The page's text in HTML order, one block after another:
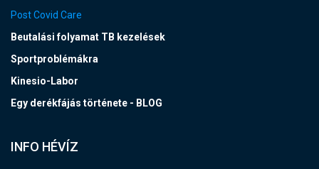
Post Covid Care
Beutalási folyamat TB kezelések
Sportproblémákra
Kinesio-Labor
Egy derékfájás története - BLOG
INFO HÉVÍZ